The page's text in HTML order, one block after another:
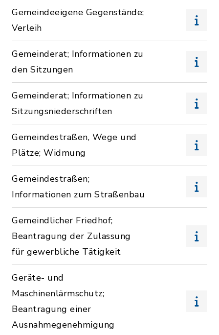
Gemeindeeigene Gegenstände;
Verleih
Gemeinderat; Informationen zu
den Sitzungen
Gemeinderat; Informationen zu
Sitzungsniederschriften
Gemeindestraßen, Wege und
Plätze; Widmung
Gemeindestraßen;
Informationen zum Straßenbau
Gemeindlicher Friedhof;
Beantragung der Zulassung
für gewerbliche Tätigkeit
Geräte- und
Maschinenlärmschutz;
Beantragung einer
Ausnahmegenehmigung